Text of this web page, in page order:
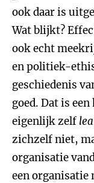
ook daar is
Wat blijkt?
ook echt
en politiek-
geschiedenis
goed. Dat is
eigenlijk zelf
zichzelf niet,
organisatie
een organisatie